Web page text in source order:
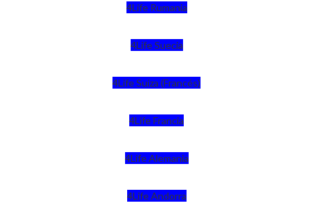
4Life Rumania
4Life Suecia
4Life Suiza (Francés)
4Life Francia
4Life Alemania
4Life Andorra